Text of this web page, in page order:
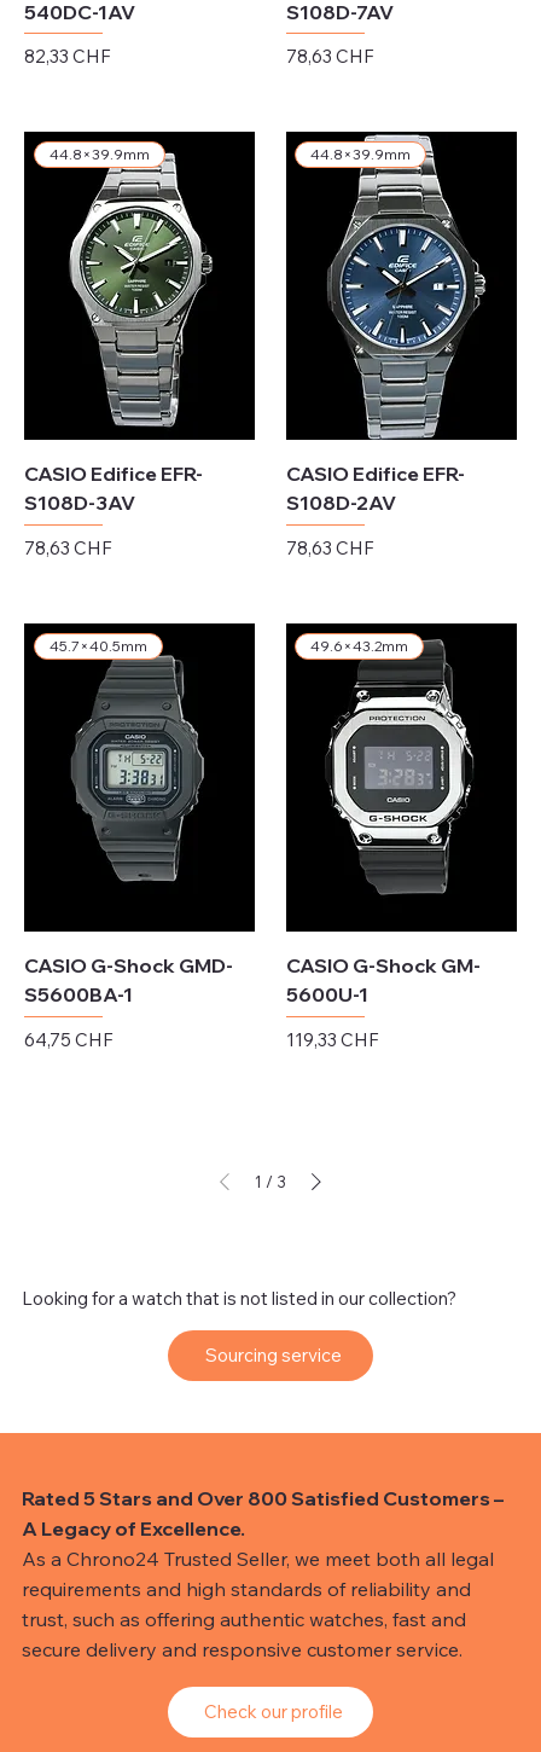
Looking for a watch that is not listed in our collection?
Sourcing service
540DC-1AV
Preis
82,33 CHF
S108D-7AV
Preis
78,63 CHF
44.8×39.9mm
CASIO Edifice EFR-
S108D-3AV
Preis
78,63 CHF
44.8×39.9mm
CASIO Edifice EFR-
S108D-2AV
Preis
78,63 CHF
45.7×40.5mm
CASIO G-Shock GMD-
S5600BA-1
Preis
64,75 CHF
49.6×43.2mm
CASIO G-Shock GM-
5600U-1
Preis
119,33 CHF
1 / 3
Rated 5 Stars and Over 800 Satisfied Customers –
A Legacy of Excellence.
As a Chrono24 Trusted Seller, we meet both all legal
requirements and high standards of reliability and
trust, such as offering authentic watches, fast and
secure delivery and responsive customer service.
Check our profile